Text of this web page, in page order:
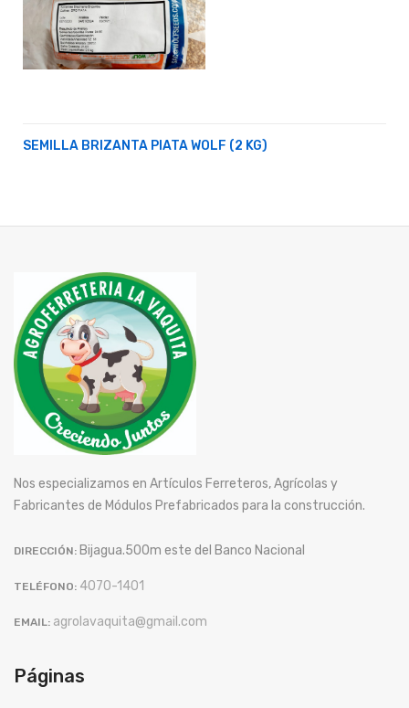
SEMILLA BRIZANTA PIATA WOLF (2 KG)
Nos especializamos en Artículos Ferreteros, Agrícolas y
Fabricantes de Módulos Prefabricados para la construcción.
DIRECCIÓN: Bijagua.500m este del Banco Nacional
TELÉFONO: 4070-1401
EMAIL: agrolavaquita@gmail.com
Páginas